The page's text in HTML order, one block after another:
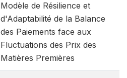
Modèle de Résilience et
d'Adaptabilité de la Balance
des Paiements face aux
Fluctuations des Prix des
Matières Premières